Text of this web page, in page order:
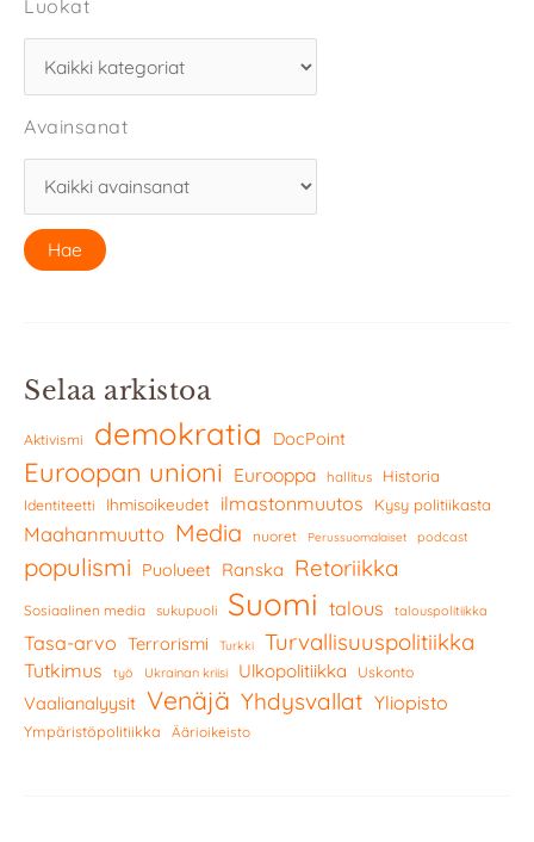
Luokat
Avainsanat
Selaa arkistoa
Aktivismi demokratia DocPoint
Euroopan unioni Eurooppa hallitus Historia
Identiteetti Ihmisoikeudet ilmastonmuutos Kysy politiikasta
Maahanmuutto Media nuoret Perussuomalaiset podcast
populismi Puolueet Ranska Retoriikka
Sosiaalinen media sukupuoli Suomi talous talouspolitiikka
Tasa-arvo Terrorismi Turkki Turvallisuuspolitiikka
Tutkimus työ Ukrainan kriisi Ulkopolitiikka Uskonto
Vaalianalyysit Venäjä Yhdysvallat Yliopisto
Ympäristöpolitiikka Äärioikeisto